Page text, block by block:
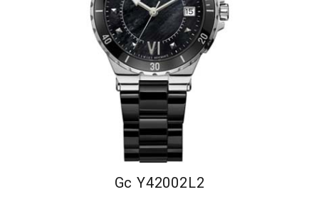
Gc Y42002L2